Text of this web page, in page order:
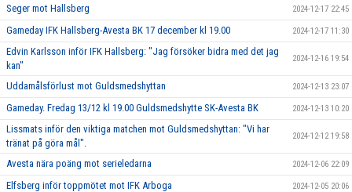
Seger mot Hallsberg 2024-12-17 22:45
Gameday IFK Hallsberg-Avesta BK 17 december kl 19.00 2024-12-17 11:30
Edvin Karlsson inför IFK Hallsberg: "Jag försöker bidra med det jag
kan"
2024-12-16 19:54
Uddamålsförlust mot Guldsmedshyttan 2024-12-13 23:07
Gameday. Fredag 13/12 kl 19.00 Guldsmedshytte SK-Avesta BK 2024-12-13 10:20
Lissmats inför den viktiga matchen mot Guldsmedshyttan: "Vi har
tränat på göra mål".
2024-12-12 19:58
Avesta nära poäng mot serieledarna 2024-12-06 22:09
Elfsberg inför toppmötet mot IFK Arboga 2024-12-05 20:06